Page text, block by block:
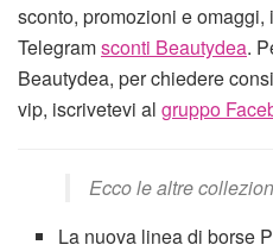
sconto, promozioni e
Telegramsconti Beautydea.
Beautydea, per chiedere
vip, iscrivetevi al gruppo
Ecco le altre
La nuova linea di borse